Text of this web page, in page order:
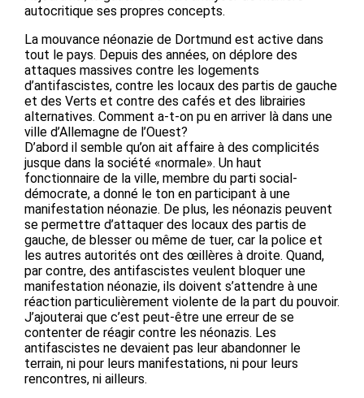
autocritique ses propres concepts.
La mouvance néonazie de Dortmund est active dans
tout le pays. Depuis des années, on déplore des
attaques massives contre les logements
d’antifascistes, contre les locaux des partis de gauche
et des Verts et contre des cafés et des librairies
alternatives. Comment a-t-on pu en arriver là dans une
ville d’Allemagne de l’Ouest?
D’abord il semble qu’on ait affaire à des complicités
jusque dans la société «normale». Un haut
fonctionnaire de la ville, membre du parti social-
démocrate, a donné le ton en participant à une
manifestation néonazie. De plus, les néonazis peuvent
se permettre d’attaquer des locaux des partis de
gauche, de blesser ou même de tuer, car la police et
les autres autorités ont des œillères à droite. Quand,
par contre, des antifascistes veulent bloquer une
manifestation néonazie, ils doivent s’attendre à une
réaction particulièrement violente de la part du pouvoir.
J’ajouterai que c’est peut-être une erreur de se
contenter de réagir contre les néonazis. Les
antifascistes ne devaient pas leur abandonner le
terrain, ni pour leurs manifestations, ni pour leurs
rencontres, ni ailleurs.